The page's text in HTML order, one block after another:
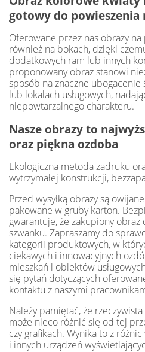
gotowy do powieszenia
Oferowane przez nas obrazy
również na bokach, dzięki
dodatkowych ram lub innych
proponowany obraz stanowi
sposób na znaczne
lub lokalach usługowych,
niepowtarzalnego charakteru.
Nasze obrazy to
oraz piękna ozdoba
Ekologiczna metoda zadruku
wytrzymałej konstrukcji,
Przed wysyłką obrazy są
pakowane w gruby karton.
gwarantuje, że zakupiony
szwanku. Zapraszamy do
kategorii produktowych, w
ciekawych i innowacyjnych
mieszkań i obiektów
się pytań dotyczących
kontaktu z naszymi
Należy pamiętać, że
może nieco różnić się od tej
czy grafikach. Wynika to z
i innych urządzeń